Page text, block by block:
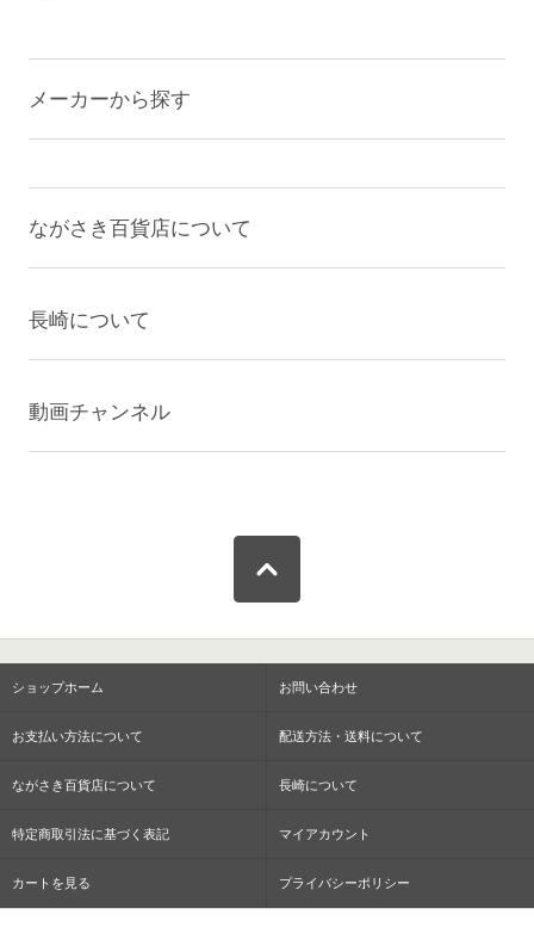
メーカーから探す
ながさき百貨店について
長崎について
動画チャンネル
ショップホーム お問い合わせ
お支払い方法について 配送方法・送料について
ながさき百貨店について 長崎について
特定商取引法に基づく表記 マイアカウント
カートを見る プライバシーポリシー